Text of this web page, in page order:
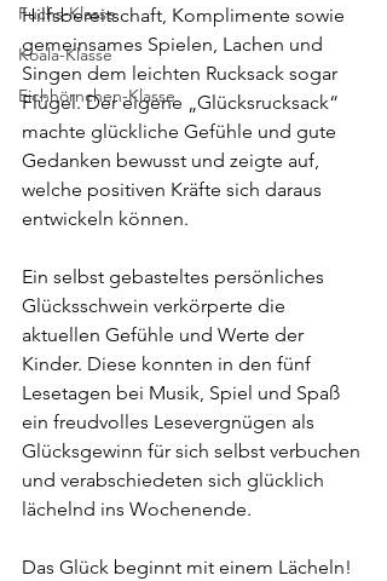
Fuchs-Klasse
Koala-Klasse
Eichhörnchen-Klasse
Hilfsbereitschaft, Komplimente sowie
gemeinsames Spielen, Lachen und
Singen dem leichten Rucksack sogar
Flügel. Der eigene „Glücksrucksack“
machte glückliche Gefühle und gute
Gedanken bewusst und zeigte auf,
welche positiven Kräfte sich daraus
entwickeln können.
Ein selbst gebasteltes persönliches
Glücksschwein verkörperte die
aktuellen Gefühle und Werte der
Kinder. Diese konnten in den fünf
Lesetagen bei Musik, Spiel und Spaß
ein freudvolles Lesevergnügen als
Glücksgewinn für sich selbst verbuchen
und verabschiedeten sich glücklich
lächelnd ins Wochenende.
Das Glück beginnt mit einem Lächeln!